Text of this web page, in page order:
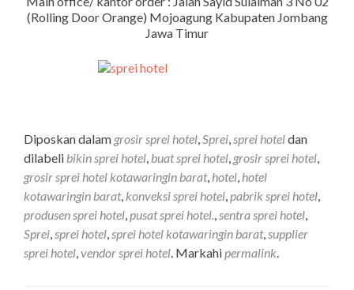
(Rolling Door Orange) Mojoagung Kabupaten Jombang
Jawa Timur
Diposkan dalam grosir sprei hotel,Sprei,sprei hoteldan
dilabeli bikin sprei hotel, buat sprei hotel, grosir sprei hotel,
grosir sprei hotel kotawaringin barat, hotel, hotel
kotawaringin barat, konveksi sprei hotel,pabrik sprei hotel,
produsen sprei hotel,pusat sprei hotel.,sentra sprei hotel,
Sprei,sprei hotel,sprei hotel kotawaringin barat,supplier
sprei hotel,vendor sprei hotel. Markahipermalink.